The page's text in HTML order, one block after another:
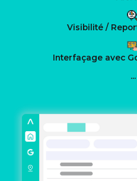
Visibilité /
Interfaçage avec
...